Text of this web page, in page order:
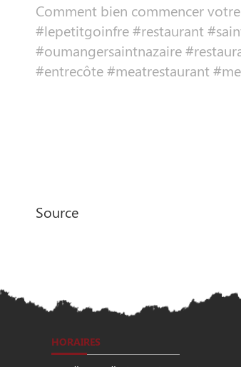
Comment bien commencer
#lepetitgoinfre #restaurant
#oumangersaintnazaire
#entrecôte #meatrestaurant
Source
HORAIRES